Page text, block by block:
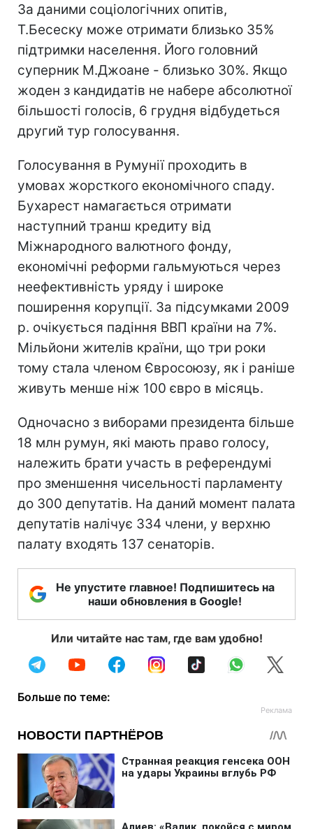
За даними соціологічних опитів,
Т.Бесеску може отримати близько 35%
підтримки населення. Його головний
суперник М.Джоане - близько 30%. Якщо
жоден з кандидатів не набере абсолютної
більшості голосів, 6 грудня відбудеться
другий тур голосування.
Голосування в Румунії проходить в
умовах жорсткого економічного спаду.
Бухарест намагається отримати
наступний транш кредиту від
Міжнародного валютного фонду,
економічні реформи гальмуються через
неефективність уряду і широке
поширення корупції. За підсумками 2009
р. очікується падіння ВВП країни на 7%.
Мільйони жителів країни, що три роки
тому стала членом Євросоюзу, як і раніше
живуть менше ніж 100 євро в місяць.
Одночасно з виборами президента більше
18 млн румун, які мають право голосу,
належить брати участь в референдумі
про зменшення чисельності парламенту
до 300 депутатів. На даний момент палата
депутатів налічує 334 члени, у верхню
палату входять 137 сенаторів.
Не упустите главное! Подпишитесь на
наши обновления в Google!
Или читайте нас там, где вам удобно!
Больше по теме: